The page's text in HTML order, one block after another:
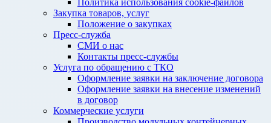
Политика использования cookie-файлов
Закупка товаров, услуг
Положение о закупках
Пресс-служба
СМИ о нас
Контакты пресс-службы
Услуга по обращению с ТКО
Оформление заявки на заключение договора
Оформление заявки на внесение изменений
в договор
Коммерческие услуги